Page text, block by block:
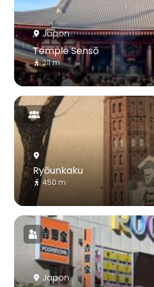
Japon
Temple Sensō
211 m
Ryōunkaku
450 m
Japon